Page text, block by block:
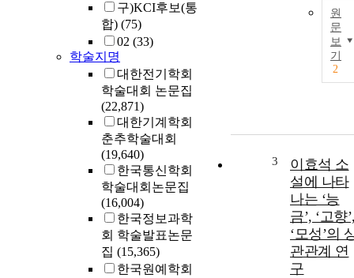
구)KCI후보(통
합) (75)
02 (33)
학술지명
대한전기학회
학술대회 논문집
(22,871)
대한기계학회
춘추학술대회
(19,640)
한국통신학회
학술대회논문집
(16,004)
한국정보과학
회 학술발표논문
집 (15,365)
한국원예학회
원
문
보
기
2
3
이효석 소
설에 나타
나는 ‘능
금’, ‘고향
‘모성’의
관관계 연
구